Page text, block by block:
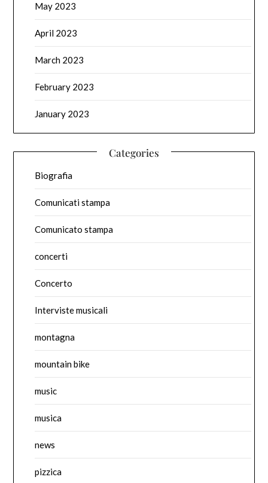
May 2023
April 2023
March 2023
February 2023
January 2023
Categories
Biografia
Comunicati stampa
Comunicato stampa
concerti
Concerto
Interviste musicali
montagna
mountain bike
music
musica
news
pizzica